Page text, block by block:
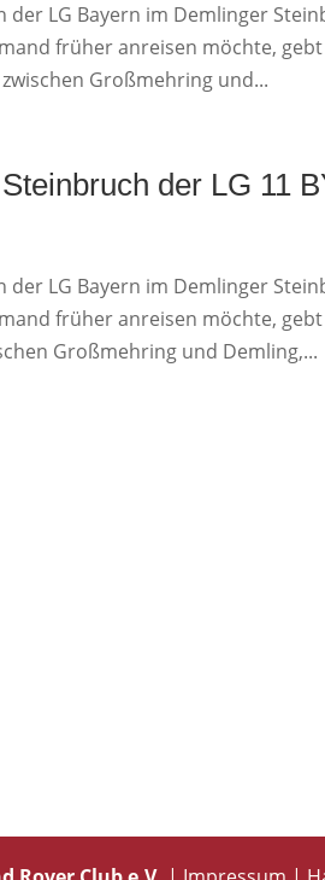
LG Bayern im Demlinger
früher anreisen möchte,
Großmehring und...
der LG 11
LG Bayern im Demlinger
früher anreisen möchte,
Großmehring und Demling,...